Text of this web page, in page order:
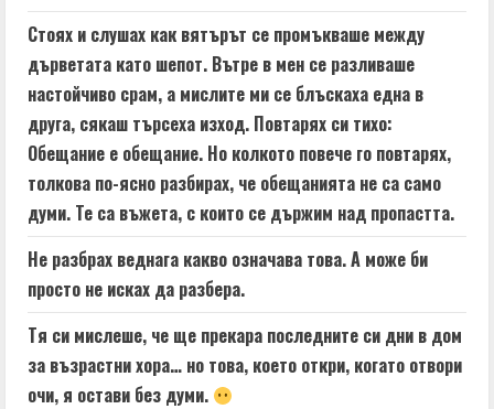
Стоях и слушах как вятърът се промъкваше между
дърветата като шепот. Вътре в мен се разливаше
настойчиво срам, а мислите ми се блъскаха една в
друга, сякаш търсеха изход. Повтарях си тихо:
Обещание е обещание. Но колкото повече го повтарях,
толкова по-ясно разбирах, че обещанията не са само
думи. Те са въжета, с които се държим над пропастта.
Не разбрах веднага какво означава това. А може би
просто не исках да разбера.
Тя си мислеше, че ще прекара последните си дни в дом
за възрастни хора… но това, което откри, когато отвори
очи, я остави без думи.